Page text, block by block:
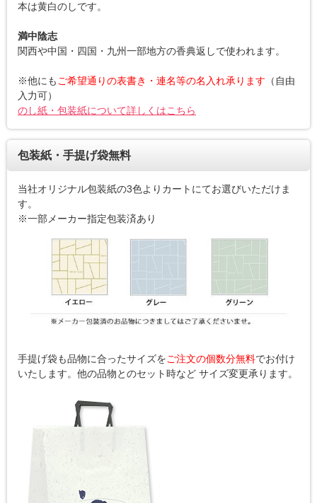
本は黄白のしです。
満中陰志
関西や中国・四国・九州一部地方の香典返しで使われます。
※他にもご希望通りの表書き・連名等の名入れ承ります （自由
入力可）
のし紙・包装紙について詳しくはこちら
包装紙・手提げ袋無料
当社オリジナル包装紙の3色よりカートにてお選びいただけま
す。
※一部メーカー指定包装済あり
手提げ袋も品物に合ったサイズをご注文の個数分無料でお付け
いたします。他の品物とのセット時など サイズ変更承ります。